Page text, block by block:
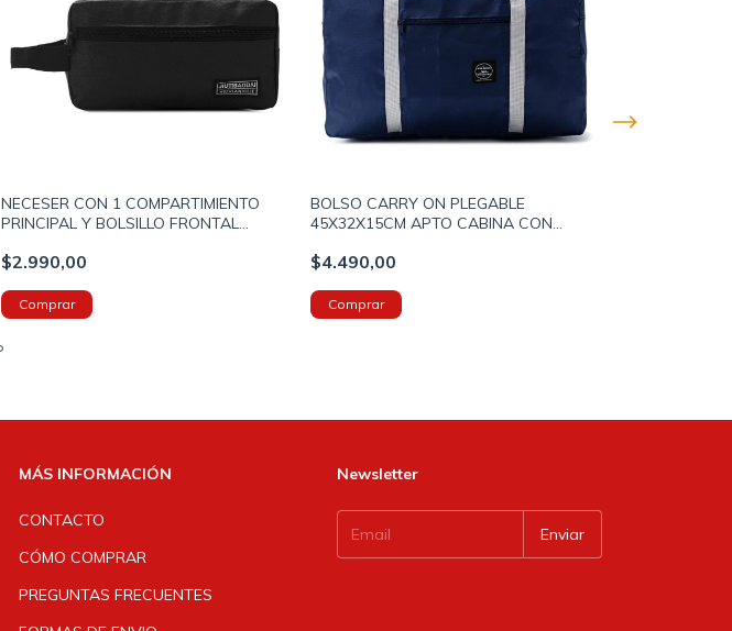
NECESER CON 1 COMPARTIMIENTO
PRINCIPAL Y BOLSILLO FRONTAL
$2.990,00
BOLSO CARRY ON PLEGABLE
45X32X15CM APTO CABINA CON
COLOR AZUL (800035)
$4.490,00
MÁS INFORMACIÓN
CONTACTO
CÓMO COMPRAR
PREGUNTAS FRECUENTES
Newsletter